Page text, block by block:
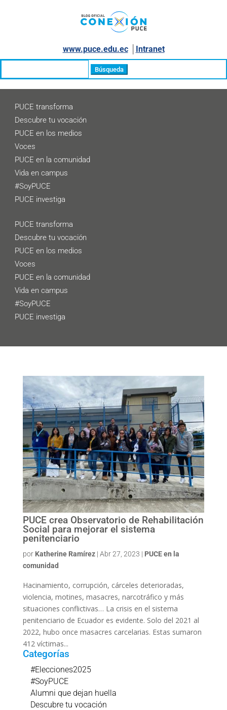
www.puce.edu.ec│ Intranet
PUCE transforma
Descubre tu vocación
PUCE en los medios
Voces
PUCE en la comunidad
Vida en campus
#SoyPUCE
PUCE investiga
PUCE transforma
Descubre tu vocación
PUCE en los medios
Voces
PUCE en la comunidad
Vida en campus
#SoyPUCE
PUCE investiga
PUCE crea Observatorio de Rehabilitación
Social para mejorar el sistema
penitenciario
por Katherine Ramírez| Abr 27, 2023 | PUCE en la
comunidad
Hacinamiento, corrupción, cárceles deterioradas,
violencia, motines, masacres, narcotráfico y más
situaciones conflictivas… La crisis en el sistema
penitenciario de Ecuador es evidente. Solo del 2021 al
2022, hubo once masacres carcelarias. Estas sumaron
412 víctimas...
Categorías
#Elecciones2025
#SoyPUCE
Alumni que dejan huella
Descubre tu vocación